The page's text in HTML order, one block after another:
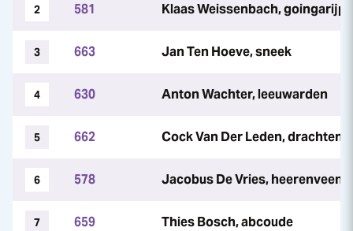
2 581 Klaas Weissenbach, goingarijp
3 663 Jan Ten Hoeve, sneek
4 630 Anton Wachter, leeuwarden
5 662 Cock Van Der Leden, drachten
6 578 Jacobus De Vries, heerenveen
7 659 Thies Bosch, abcoude